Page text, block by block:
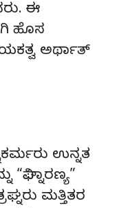
ಈ
ಹೊಸ
ಅರ್ಥಾತ್
ಉನ್ನತ
“ವಿಘ್ನಾರಣ್ಯ”
ಮತ್ತಿತರ